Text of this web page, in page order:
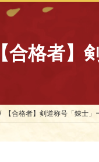
【合格者】
【合格者】剣道称号「錬士